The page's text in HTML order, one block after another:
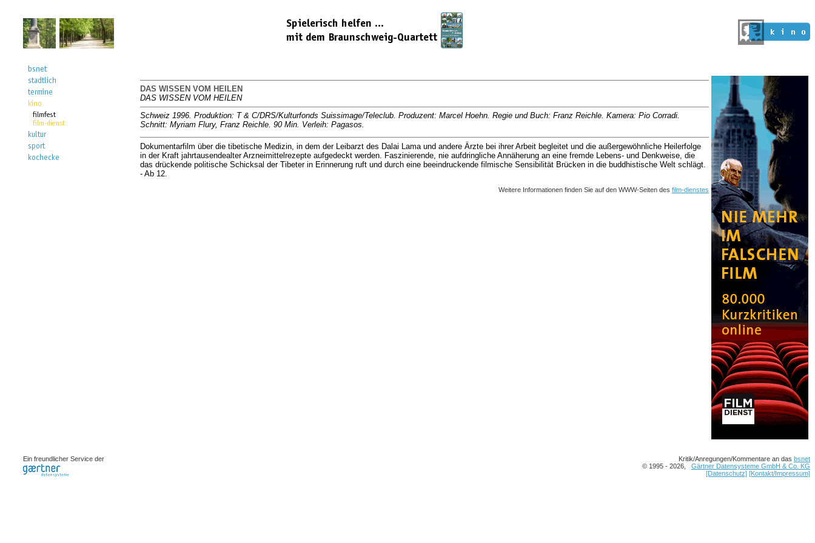
DAS WISSEN VOM HEILEN
DAS WISSEN VOM HEILEN
Schweiz 1996. Produktion: T & C/DRS/Kulturfonds Suissimage/Teleclub. Produzent: Marcel Hoehn. Regie und Buch: Franz Reichle. Kamera: Pio Corradi.
Schnitt: Myriam Flury, Franz Reichle. 90 Min. Verleih: Pagasos.
Dokumentarfilm über die tibetische Medizin, in dem der Leibarzt des Dalai Lama und andere Ärzte bei ihrer Arbeit begleitet und die außergewöhnliche Heilerfolge
in der Kraft jahrtausendealter Arzneimittelrezepte aufgedeckt werden. Faszinierende, nie aufdringliche Annäherung an eine fremde Lebens- und Denkweise, die
das drückende politische Schicksal der Tibeter in Erinnerung ruft und durch eine beeindruckende filmische Sensibilität Brücken in die buddhistische Welt schlägt.
- Ab 12.
Weitere Informationen finden Sie auf den WWW-Seiten des film-dienstes
Ein freundlicher Service der Kritik/Anregungen/Kommentare an das bsnet
© 1995 - 2026, Gärtner Datensysteme GmbH & Co. KG
[Datenschutz] [Kontakt/Impressum]